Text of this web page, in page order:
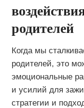
родителей
Когда мы
родителей, это
эмоциональные
и усилий для
стратегии и